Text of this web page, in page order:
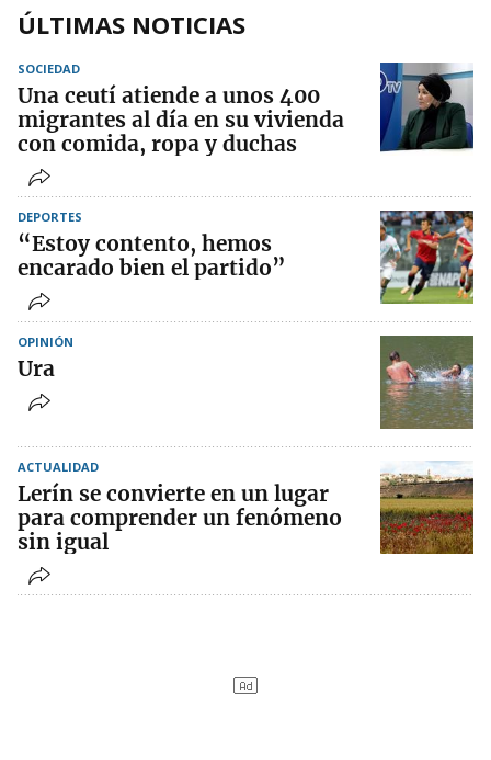
ÚLTIMAS NOTICIAS
SOCIEDAD
Una ceutí atiende a unos 400
migrantes al día en su vivienda
con comida, ropa y duchas
DEPORTES
“Estoy contento, hemos
encarado bien el partido”
OPINIÓN
Ura
ACTUALIDAD
Lerín se convierte en un lugar
para comprender un fenómeno
sin igual